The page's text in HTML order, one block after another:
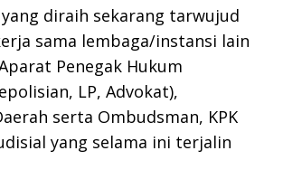
diraih sekarang tarwujud
sama lembaga/instansi lain
Penegak Hukum
LP, Advokat),
serta Ombudsman, KPK
yang selama ini terjalin